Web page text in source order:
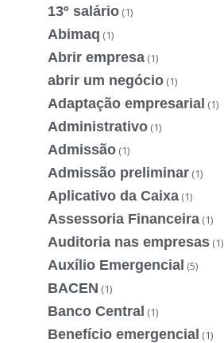
13º salário (1)
Abimaq (1)
Abrir empresa (1)
abrir um negócio (1)
Adaptação empresarial (1)
Administrativo (1)
Admissão (1)
Admissão preliminar (1)
Aplicativo da Caixa (1)
Assessoria Financeira (1)
Auditoria nas empresas (1)
Auxílio Emergencial (5)
BACEN (1)
Banco Central (1)
Benefício emergencial (1)